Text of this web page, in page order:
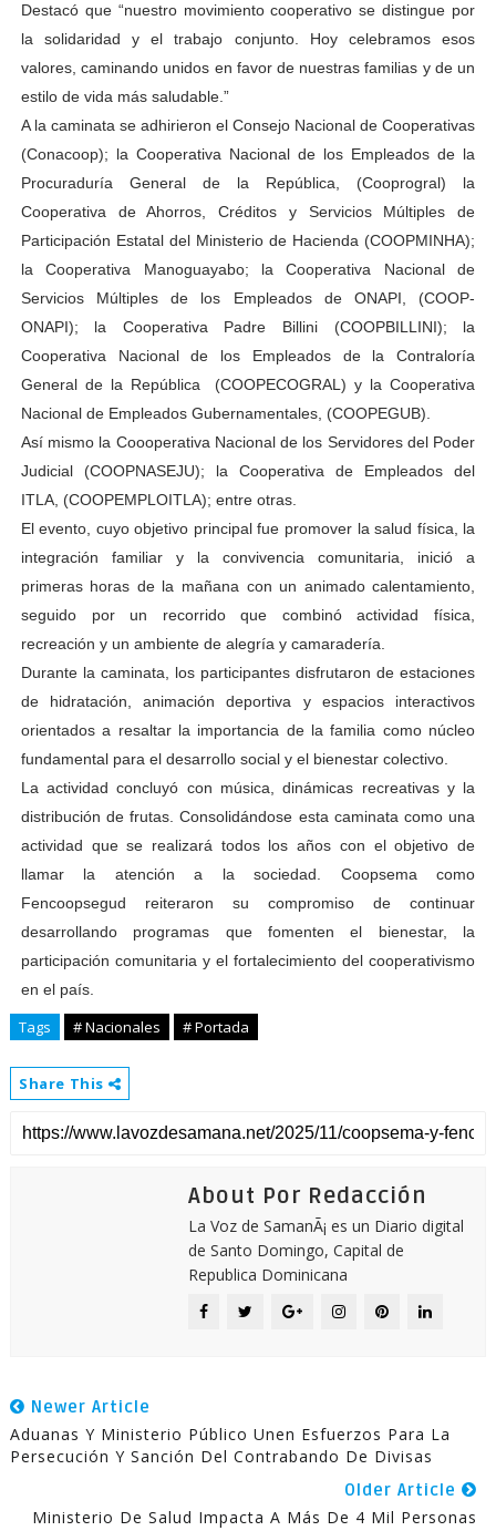
Destacó que “nuestro movimiento cooperativo se distingue por
la solidaridad y el trabajo conjunto. Hoy celebramos esos
valores, caminando unidos en favor de nuestras familias y de un
estilo de vida más saludable.”
A la caminata se adhirieron el Consejo Nacional de Cooperativas
(Conacoop); la Cooperativa Nacional de los Empleados de la
Procuraduría General de la República, (Cooprogral) la
Cooperativa de Ahorros, Créditos y Servicios Múltiples de
Participación Estatal del Ministerio de Hacienda (COOPMINHA);
la Cooperativa Manoguayabo; la Cooperativa Nacional de
Servicios Múltiples de los Empleados de ONAPI, (COOP-
ONAPI); la Cooperativa Padre Billini (COOPBILLINI); la
Cooperativa Nacional de los Empleados de la Contraloría
General de la República (COOPECOGRAL) y la Cooperativa
Nacional de Empleados Gubernamentales, (COOPEGUB).
Así mismo la Coooperativa Nacional de los Servidores del Poder
Judicial (COOPNASEJU); la Cooperativa de Empleados del
ITLA, (COOPEMPLOITLA); entre otras.
El evento, cuyo objetivo principal fue promover la salud física, la
integración familiar y la convivencia comunitaria, inició a
primeras horas de la mañana con un animado calentamiento,
seguido por un recorrido que combinó actividad física,
recreación y un ambiente de alegría y camaradería.
Durante la caminata, los participantes disfrutaron de estaciones
de hidratación, animación deportiva y espacios interactivos
orientados a resaltar la importancia de la familia como núcleo
fundamental para el desarrollo social y el bienestar colectivo.
La actividad concluyó con música, dinámicas recreativas y la
distribución de frutas. Consolidándose esta caminata como una
actividad que se realizará todos los años con el objetivo de
llamar la atención a la sociedad. Coopsema como
Fencoopsegud reiteraron su compromiso de continuar
desarrollando programas que fomenten el bienestar, la
participación comunitaria y el fortalecimiento del cooperativismo
en el país.
Tags # Nacionales # Portada
Share This
About Por Redacción
La Voz de SamanÃ¡ es un Diario digital
de Santo Domingo, Capital de
Republica Dominicana
Newer Article
Aduanas Y Ministerio Público Unen Esfuerzos Para La
Persecución Y Sanción Del Contrabando De Divisas
Older Article
Ministerio De Salud Impacta A Más De 4 Mil Personas